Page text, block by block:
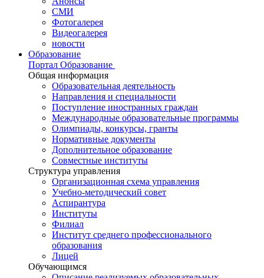
СМИ
Фотогалерея
Видеогалерея
новости
Образование
Портал Образование
Общая информация
Образовательная деятельность
Направления и специальности
Поступление иностранных граждан
Международные образовательные программы
Олимпиады, конкурсы, гранты
Нормативные документы
Дополнительное образование
Совместные институты
Структура управления
Организационная схема управления
Учебно-методический совет
Аспирантура
Институты
Филиал
Институт среднего профессионального
образования
Лицей
Обучающимся